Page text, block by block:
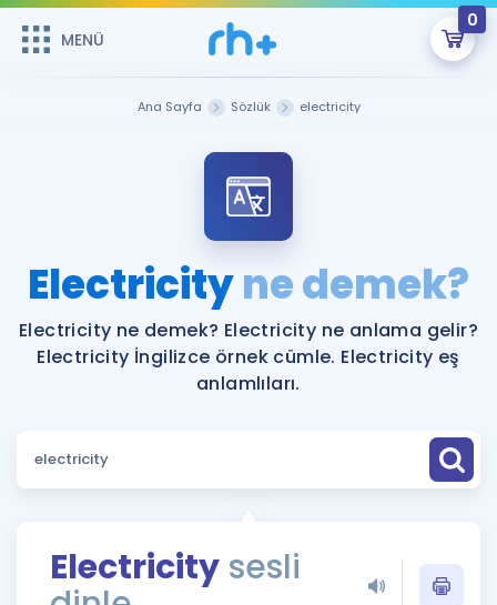
MENÜ
0
Şifremi Hatırlamıyorum
ÜYE DEĞİLİM
Sepetin Şu An Boş.
Remzi Hoca ile seni sınava hazırlayacak onlarca eğitim seni
bekliyor!
MENÜ
Faydalı Araçlar
Sözlük
Rehberlik Aracı
Hakkımızda
Ana Sayfa Sözlük electricity
Electricityne demek?
Electricity ne demek? Electricity ne anlama gelir?
Electricity İngilizce örnek cümle. Electricity eş
anlamlıları.
Electricity sesli